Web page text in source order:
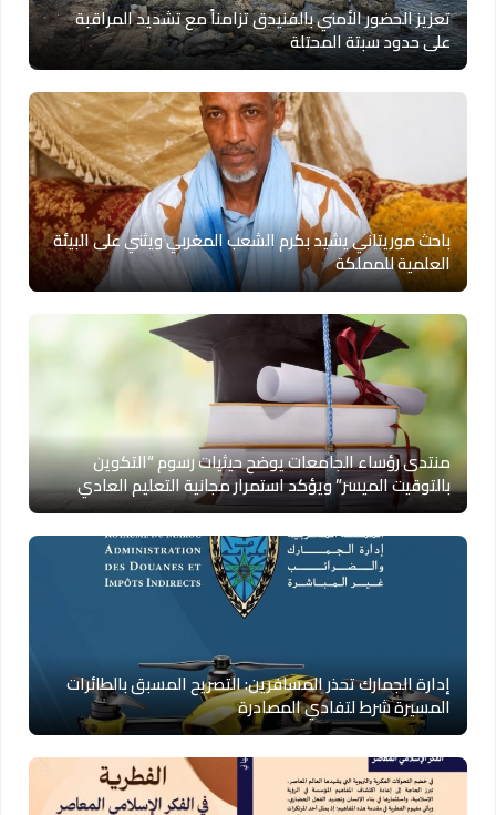
تعزيز الحضور الأمني بالفنيدق تزامناً مع تشديد المراقبة
على حدود سبتة المحتلة
باحث موريتاني يشيد بكرم الشعب المغربي ويثني على البيئة
العلمية للمملكة
منتدى رؤساء الجامعات يوضح حيثيات رسوم “التكوين
بالتوقيت الميسر” ويؤكد استمرار مجانية التعليم العادي
إدارة الجمارك تحذر المسافرين: التصريح المسبق بالطائرات
المسيرة شرط لتفادي المصادرة